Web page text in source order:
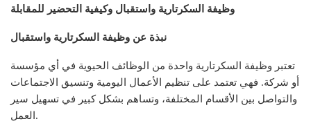
وظيفة السكرتارية واستقبال وكيفية التحضير للمقابلة
نبذة عن وظيفة السكرتارية واستقبال
تعتبر وظيفة السكرتارية واحدة من الوظائف الحيوية في أي مؤسسة
أو شركة. فهي تعتمد على تنظيم الأعمال اليومية وتنسيق الاجتماعات
والتواصل بين الأقسام المختلفة، وتساهم بشكل كبير في تسهيل سير
العمل.